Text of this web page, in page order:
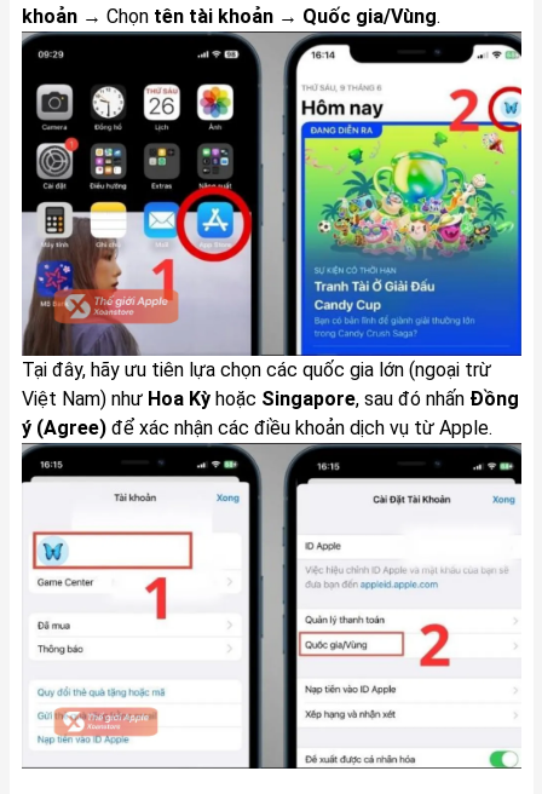
khoản→ Chọn tên tài khoản→ Quốc gia/Vùng.
Tại đây, hãy ưu tiên lựa chọn các quốc gia lớn (ngoại trừ
Việt Nam) như Hoa Kỳhoặc Singapore, sau đó nhấn Đồng
ý (Agree)để xác nhận các điều khoản dịch vụ từ Apple.